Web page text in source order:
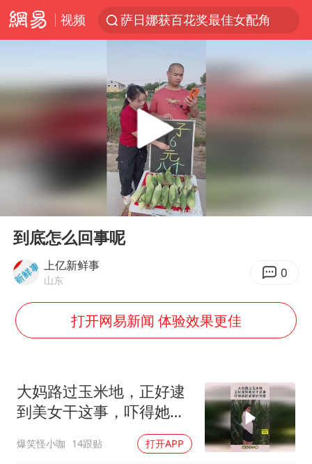
视频
《哪吒之魔童闹海》获百花奖最佳影片奖
台湾不是国家不存在“国格”
哥伦比亚发生7.5级地震
百花奖完整获奖名单公布
哥伦比亚强震已致超20人死亡
男子攒206小时加班调休被拒获赔1.6万
警惕！我国境内发现多起“Sorry”勒索病毒攻击事件
广岛长崎的昨天未必不会是日本的明天
我国民营企业创新动能持续增强
Play
00:00
到底怎么回事呢
上亿新鲜事
山东 0
打开网易新闻 体验效果更佳
大妈路过玉米地，正好逮
到美女干这事，吓得她赶
爆笑怪小咖 14跟贴 打开APP